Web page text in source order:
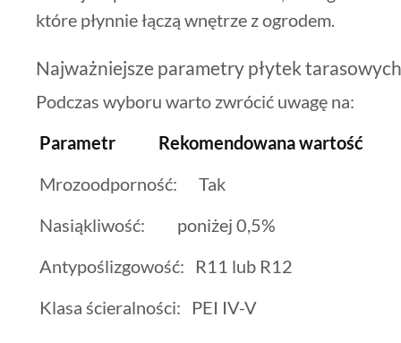
które płynnie łączą wnętrze z ogrodem.
Najważniejsze parametry płytek tarasowych
Podczas wyboru warto zwrócić uwagę na:
Parametr Rekomendowana wartość
Mrozoodporność: Tak
Nasiąkliwość: poniżej 0,5%
Antypoślizgowość: R11 lub R12
Klasa ścieralności: PEI IV-V